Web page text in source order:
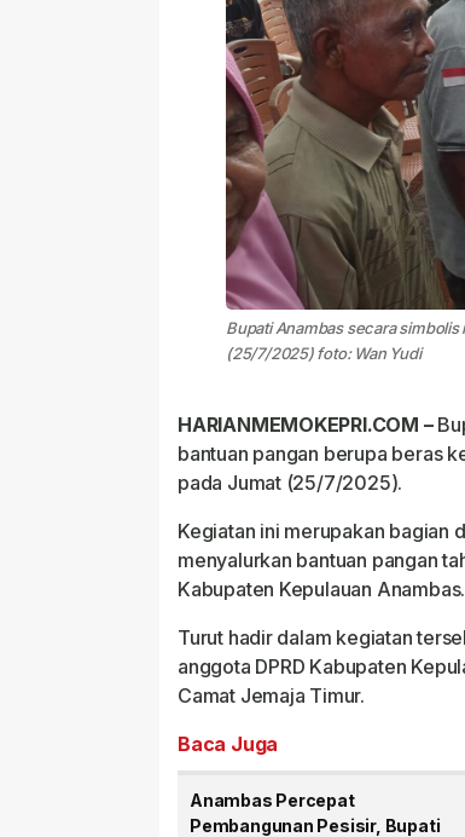
Bupati Anambas secara
(25/7/2025) foto: Wan Yudi
HARIANMEMOKEPRI.COM –
bantuan pangan berupa beras
pada Jumat (25/7/2025).
Kegiatan ini merupakan bagian
menyalurkan bantuan pangan
Kabupaten Kepulauan Anambas.
Turut hadir dalam kegiatan
anggota DPRD Kabupaten
Camat Jemaja Timur.
Baca Juga
Anambas Percepat
Pembangunan Pesisir, Bupati